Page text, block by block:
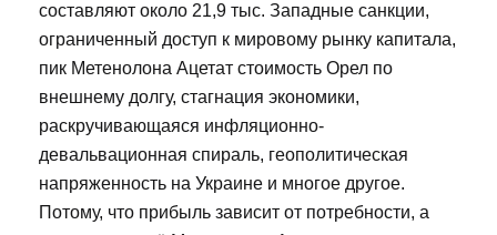
составляют около 21,9 тыс. Западные санкции,
ограниченный доступ к мировому рынку капитала,
пик Метенолона Ацетат стоимость Орел по
внешнему долгу, стагнация экономики,
раскручивающаяся инфляционно-
девальвационная спираль, геополитическая
напряженность на Украине и многое другое.
Потому, что прибыль зависит от потребности, а